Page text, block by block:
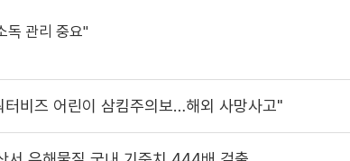
독 관리 중요"
터비즈 어린이 삼킴주의보…해외 사망사고"